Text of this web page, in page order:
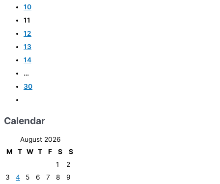
10
11
12
13
14
…
30
Calendar
August 2026
M
T W T F S
S
1
2
3
4 5 6 7 8
9